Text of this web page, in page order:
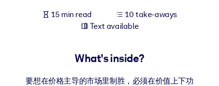
15 min read
10 take-aways
Text available
What's inside?
要想在价格主导的市场里制胜，必须在价值上下功